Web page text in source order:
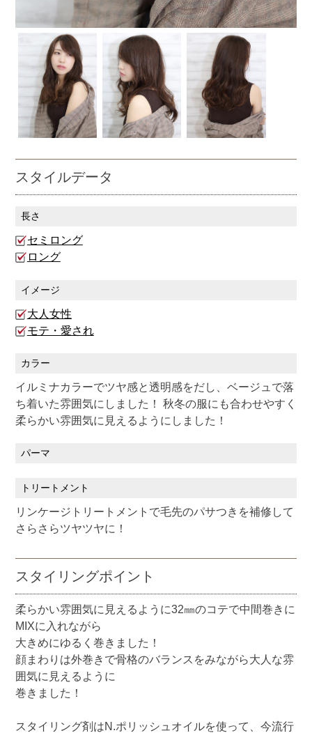
スタイルデータ
長さ
セミロング
ロング
イメージ
大人女性
モテ・愛され
カラー
イルミナカラーでツヤ感と透明感をだし、ベージュで落
ち着いた雰囲気にしました！ 秋冬の服にも合わせやすく
柔らかい雰囲気に見えるようにしました！
パーマ
トリートメント
リンケージトリートメントで毛先のパサつきを補修して
さらさらツヤツヤに！
スタイリングポイント
柔らかい雰囲気に見えるように32㎜のコテで中間巻きに
MIXに入れながら
大きめにゆるく巻きました！
顔まわりは外巻きで骨格のバランスをみながら大人な雰
囲気に見えるように
巻きました！
スタイリング剤はN.ポリッシュオイルを使って、今流行